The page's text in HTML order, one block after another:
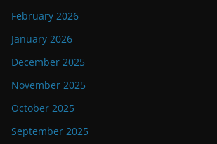
February 2026
January 2026
December 2025
November 2025
October 2025
September 2025